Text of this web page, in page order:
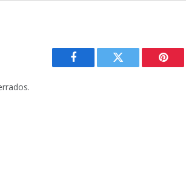
Facebook Twitter